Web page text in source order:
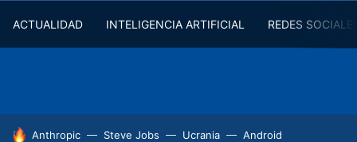
ACTUALIDAD INTELIGENCIA ARTIFICIAL REDES
HOY SE HABLA DE
Anthropic Steve Jobs Ucrania Android